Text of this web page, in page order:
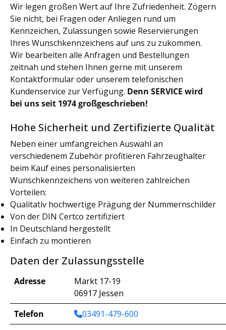
Wir legen großen Wert auf Ihre Zufriedenheit. Zögern
Sie nicht, bei Fragen oder Anliegen rund um
Kennzeichen, Zulassungen sowie Reservierungen
Ihres Wunschkennzeichens auf uns zu zukommen.
Wir bearbeiten alle Anfragen und Bestellungen
zeitnah und stehen Ihnen gerne mit unserem
Kontaktformular oder unserem telefonischen
Kundenservice zur Verfügung. Denn SERVICE wird
bei uns seit 1974 großgeschrieben!
Hohe Sicherheit und Zertifizierte Qualität
Neben einer umfangreichen Auswahl an
verschiedenem Zubehör profitieren Fahrzeughalter
beim Kauf eines personalisierten
Wunschkennzeichens von weiteren zahlreichen
Vorteilen:
Qualitativ hochwertige Prägung der Nummernschilder
Von der DIN Certco zertifiziert
In Deutschland hergestellt
Einfach zu montieren
Daten der Zulassungsstelle
Adresse
Markt 17-19
06917 Jessen
Telefon
03491-479-600